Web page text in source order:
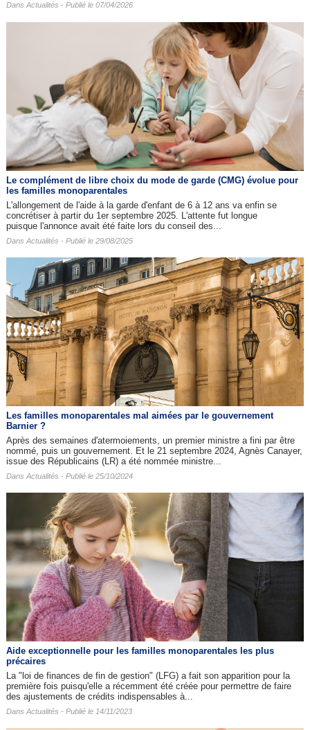
Dans Actualités - Publié le 07/04/2026
Le complément de libre choix du mode de garde (CMG) évolue pour
les familles monoparentales
L'allongement de l'aide à la garde d'enfant de 6 à 12 ans va enfin se
concrétiser à partir du 1er septembre 2025. L'attente fut longue
puisque l'annonce avait été faite lors du conseil des...
Dans Actualités - Publié le 29/08/2025
Les familles monoparentales mal aimées par le gouvernement
Barnier ?
Après des semaines d'atermoiements, un premier ministre a fini par être
nommé, puis un gouvernement. Et le 21 septembre 2024, Agnès Canayer,
issue des Républicains (LR) a été nommée ministre...
Dans Actualités - Publié le 25/10/2024
Aide exceptionnelle pour les familles monoparentales les plus
précaires
La "loi de finances de fin de gestion" (LFG) a fait son apparition pour la
première fois puisqu'elle a récemment été créée pour permettre de faire
des ajustements de crédits indispensables à...
Dans Actualités - Publié le 14/11/2023